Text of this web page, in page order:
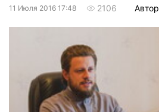
11 Июля 2016 17:48 2106